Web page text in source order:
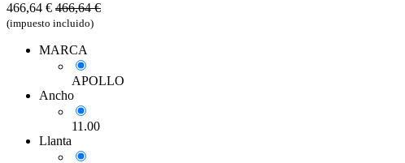
466,64 € 466,64€
(impuesto incluido)
MARCA
APOLLO
Ancho
11.00
Llanta